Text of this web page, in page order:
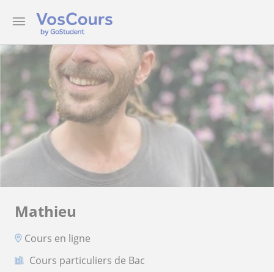
Mathieu
Cours en ligne
Cours particuliers de Bac